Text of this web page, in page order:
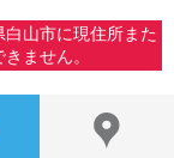
山市に現住所また
ません。